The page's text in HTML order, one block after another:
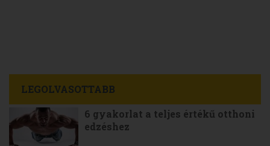
LEGOLVASOTTABB
6 gyakorlat a teljes értékű otthoni
edzéshez